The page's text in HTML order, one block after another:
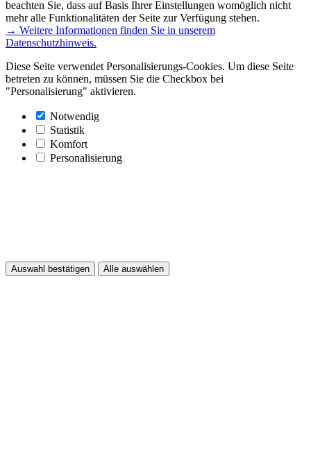
beachten Sie, dass auf Basis Ihrer Einstellungen womöglich nicht
mehr alle Funktionalitäten der Seite zur Verfügung stehen.
→ Weitere Informationen finden Sie in unserem
Datenschutzhinweis.
Diese Seite verwendet Personalisierungs-Cookies. Um diese Seite
betreten zu können, müssen Sie die Checkbox bei
"Personalisierung" aktivieren.
Notwendig
Statistik
Komfort
Personalisierung
Auswahl bestätigen Alle auswählen